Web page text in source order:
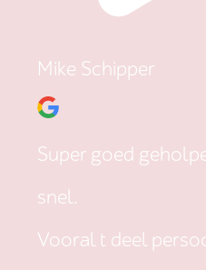
Mike Schipper
Super goed
snel.
Vooral t deel